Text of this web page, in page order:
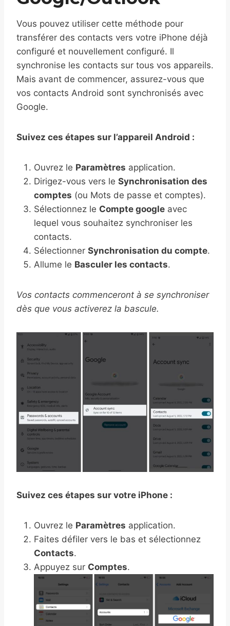
Vous pouvez utiliser cette méthode pour
transférer des contacts vers votre iPhone déjà
configuré et nouvellement configuré. Il
synchronise les contacts sur tous vos appareils.
Mais avant de commencer, assurez-vous que
vos contacts Android sont synchronisés avec
Google.
Suivez ces étapes sur l’appareil Android :
Ouvrez le Paramètres application.
Dirigez-vous vers le Synchronisation des
comptes (ou Mots de passe et comptes).
Sélectionnez le Compte google avec
lequel vous souhaitez synchroniser les
contacts.
Sélectionner Synchronisation du compte.
Allume le Basculer les contacts.
Vos contacts commenceront à se synchroniser
dès que vous activerez la bascule.
Suivez ces étapes sur votre iPhone :
Ouvrez le Paramètres application.
Faites défiler vers le bas et sélectionnez
Contacts.
Appuyez sur Comptes.